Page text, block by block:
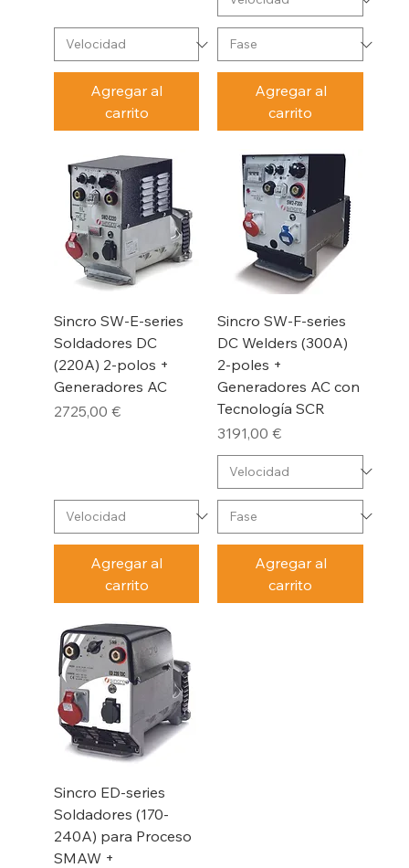
Agregar al
carrito
Agregar al
carrito
Sincro SW-E-series
Soldadores DC
(220A) 2-polos +
Generadores AC
Precio
2725,00 €
Agregar al
carrito
Sincro SW-F-series
DC Welders (300A)
2-poles +
Generadores AC con
Tecnología SCR
Precio
3191,00 €
Agregar al
carrito
Sincro ED-series
Soldadores (170-
240A) para Proceso
SMAW +